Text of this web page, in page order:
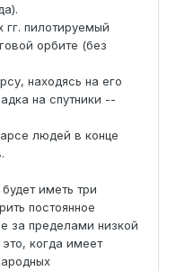
пилотируемый
орбите (без
находясь на его
на спутники --
людей в конце
иметь три
постоянное
за пределами низкой
когда имеет